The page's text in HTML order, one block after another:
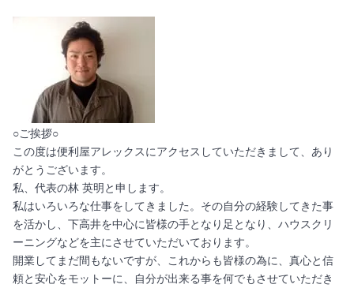
○ご挨拶○
この度は便利屋アレックスにアクセスしていただきまして、あり
がとうございます。
私、代表の林 英明と申します。
私はいろいろな仕事をしてきました。その自分の経験してきた事
を活かし、下高井を中心に皆様の手となり足となり、ハウスクリ
ーニングなどを主にさせていただいております。
開業してまだ間もないですが、これからも皆様の為に、真心と信
頼と安心をモットーに、自分が出来る事を何でもさせていただき